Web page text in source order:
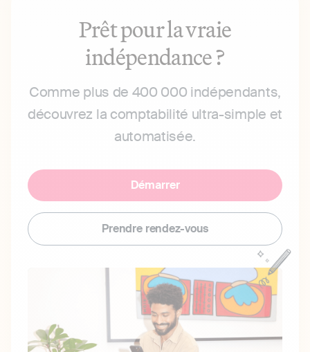
Prêt pour la vraie
indépendance ?
Comme plus de 400 000 indépendants,
découvrez la comptabilité ultra-simple et
automatisée.
Démarrer
Prendre rendez-vous